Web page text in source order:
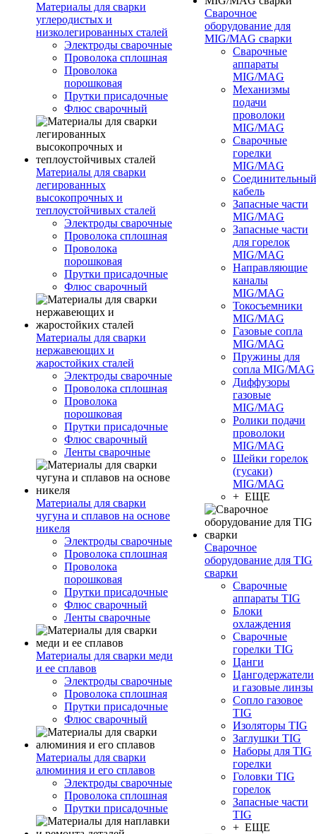
Материалы для сварки
углеродистых и
низколегированных сталей
Электроды сварочные
Проволока сплошная
Проволока
порошковая
Прутки присадочные
Флюс сварочный
Материалы для сварки
легированных
высокопрочных и
теплоустойчивых сталей
Электроды сварочные
Проволока сплошная
Проволока
порошковая
Прутки присадочные
Флюс сварочный
Материалы для сварки
нержавеющих и
жаростойких сталей
Электроды сварочные
Проволока сплошная
Проволока
порошковая
Прутки присадочные
Флюс сварочный
Ленты сварочные
Материалы для сварки
чугуна и сплавов на основе
никеля
Электроды сварочные
Проволока сплошная
Проволока
порошковая
Прутки присадочные
Флюс сварочный
Ленты сварочные
Материалы для сварки меди
и ее сплавов
Электроды сварочные
Проволока сплошная
Прутки присадочные
Флюс сварочный
Материалы для сварки
алюминия и его сплавов
Электроды сварочные
Проволока сплошная
Прутки присадочные
Сварочное
оборудование для
MIG/MAG сварки
Сварочные
аппараты
MIG/MAG
Механизмы
подачи
проволоки
MIG/MAG
Сварочные
горелки
MIG/MAG
Соединительный
кабель
Запасные части
MIG/MAG
Запасные части
для горелок
MIG/MAG
Направляющие
каналы
MIG/MAG
Токосъемники
MIG/MAG
Газовые сопла
MIG/MAG
Пружины для
сопла MIG/MAG
Диффузоры
газовые
MIG/MAG
Ролики подачи
проволоки
MIG/MAG
Шейки горелок
(гусаки)
MIG/MAG
+ ЕЩЕ
Сварочное
оборудование для TIG
сварки
Сварочные
аппараты TIG
Блоки
охлаждения
Сварочные
горелки TIG
Цанги
Цангодержатели
и газовые линзы
Сопло газовое
TIG
Изоляторы TIG
Заглушки TIG
Наборы для TIG
горелки
Головки TIG
горелок
Запасные части
TIG
+ ЕЩЕ